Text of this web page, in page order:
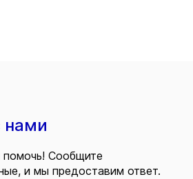
нами
Сообщите
и мы предоставим ответ.